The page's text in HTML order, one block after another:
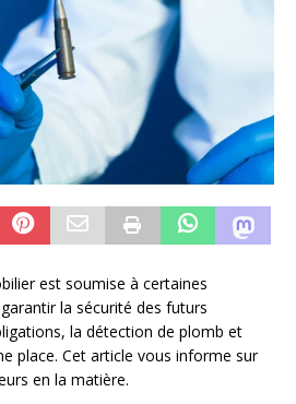
est soumise à certaines
la sécurité des futurs
la détection de plomb et
place. Cet article vous informe sur
en la matière.